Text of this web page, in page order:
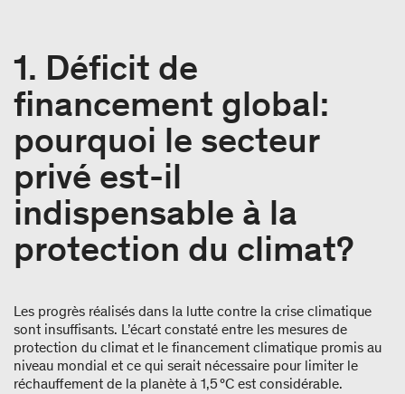
1. Déficit de
financement global:
pourquoi le secteur
privé est-il
indispensable à la
protection du climat?
Les progrès réalisés dans la lutte contre la crise climatique
sont insuffisants. L’écart constaté entre les mesures de
protection du climat et le financement climatique promis au
niveau mondial et ce qui serait nécessaire pour limiter le
réchauffement de la planète à 1,5 °C est considérable.